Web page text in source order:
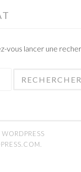
vous lancer une
WORDPRESS